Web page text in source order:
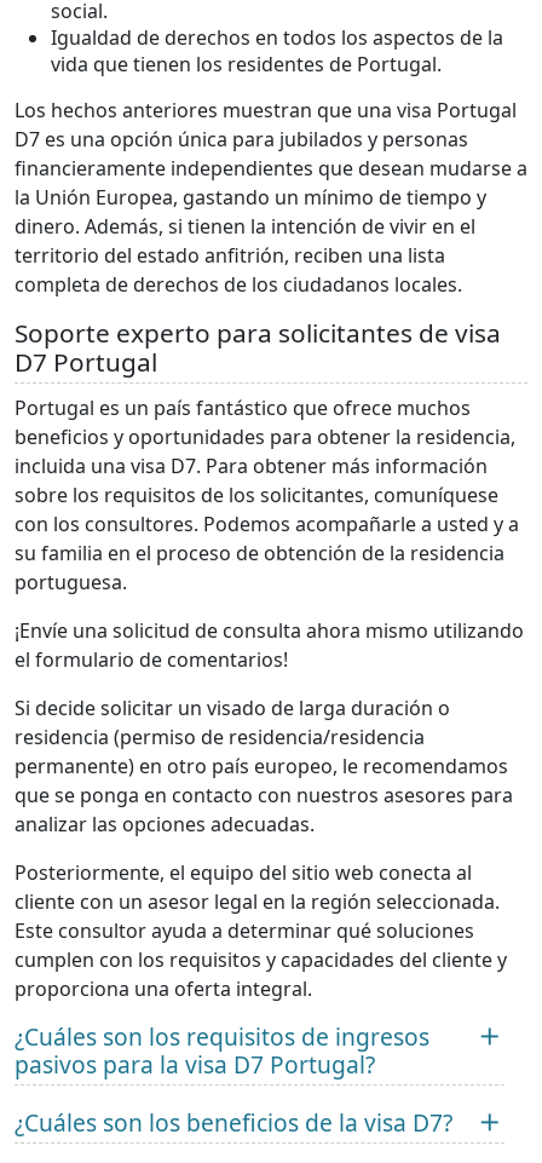
social.
Igualdad de derechos en todos los aspectos de la
vida que tienen los residentes de Portugal.
Los hechos anteriores muestran que una visa Portugal
D7 es una opción única para jubilados y personas
financieramente independientes que desean mudarse a
la Unión Europea, gastando un mínimo de tiempo y
dinero. Además, si tienen la intención de vivir en el
territorio del estado anfitrión, reciben una lista
completa de derechos de los ciudadanos locales.
Soporte experto para solicitantes de visa
D7 Portugal
Portugal es un país fantástico que ofrece muchos
beneficios y oportunidades para obtener la residencia,
incluida una visa D7. Para obtener más información
sobre los requisitos de los solicitantes, comuníquese
con los consultores. Podemos acompañarle a usted y a
su familia en el proceso de obtención de la residencia
portuguesa.
¡Envíe una solicitud de consulta ahora mismo utilizando
el formulario de comentarios!
Si decide solicitar un visado de larga duración o
residencia (permiso de residencia/residencia
permanente) en otro país europeo, le recomendamos
que se ponga en contacto con nuestros asesores para
analizar las opciones adecuadas.
Posteriormente, el equipo del sitio web conecta al
cliente con un asesor legal en la región seleccionada.
Este consultor ayuda a determinar qué soluciones
cumplen con los requisitos y capacidades del cliente y
proporciona una oferta integral.
¿Cuáles son los requisitos de ingresos
pasivos para la visa D7 Portugal?
¿Cuáles son los beneficios de la visa D7?